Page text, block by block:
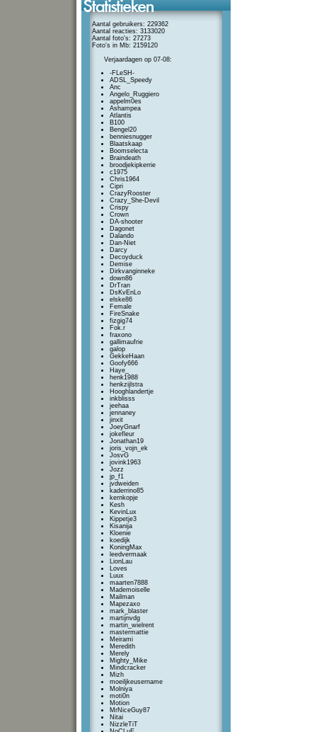
Aantal gebruikers: 229362
Aantal reacties: 3133020
Aantal foto's: 27273
Foto's in Mb: 2159120
Verjaardagen op 07-08:
-FLeSH-
ADSL_Speedy
Anc
Angelo_Ruggiero
appelm0es
Ashampea
Atlantis
B100
Bengel20
benniesnugger
Blaatskaap
Boomselecta
Braindeath
broodjekipkerrie
c1975
Chris1964
Cipri
CrazyRooster
Crazy_She-Devil
Crispy
Crown
DA-shooter
Dagonet
Dalando
Dan-Niet
Darcy
Decoyduck
Demise
Dirkvanginneke
down86
DrTran
DsKvEnLo
elske86
Female
FireSnake
fizgig74
Fok.r
fraxono
gallimaufrie
galop
GekkeHaan
Goofy666
Haye_
henk1988
henkzijlstra
Hooghlandertje
inkblisss
jeehaa
jennaney
jinxit
JoeyGnarf
jokefleur
Jonathan19
joris_vojn_ek
JosvG
jovink1963
Jozz
jp_f1
jvdweiden
kaderrino85
kernkopje
Kesh
KevinLux
Kippetje3
Kisanija
Kloenie
koedijk
KoningMax
leedvermaak
LionLau
Loves
Luux
maarten7888
Mademoiselle
Mailman
Mapezaxo
mark_blaster
martijnvdg
martin_wielrent
mastermattie
Meirami
Meredith
Merely
Mighty_Mike
Mindcracker
Mizh
moeiljkeusername
Molniya
moti0n
Motion
MrNiceGuy87
Nitai
NizzleTiT